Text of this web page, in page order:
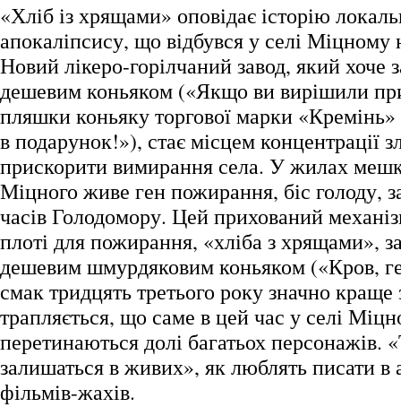
«Хліб із хрящами» оповідає історію
апокаліпсису, що відбувся у селі
Новий лікеро-горілчаний завод, який хоче
дешевим коньяком («Якщо ви вирішили
пляшки коньяку торгової марки
в подарунок!»), стає місцем концентрації
прискорити вимирання села. У жилах
Міцного живе ген пожирання, біс голоду,
часів Голодомору. Цей прихований
плоті для пожирання, «хліба з хрящами»,
дешевим шмурдяковим коньяком («Кров,
смак тридцять третього року значно краще
трапляється, що саме в цей час у селі
перетинаються долі багатьох персонажів.
залишаться в живих», як люблять писати в
фільмів-жахів.